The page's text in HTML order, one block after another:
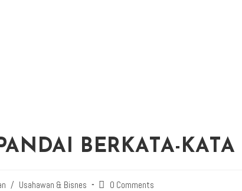
BERKATA-KATA
/ Usahawan & Bisnes 0 Comments